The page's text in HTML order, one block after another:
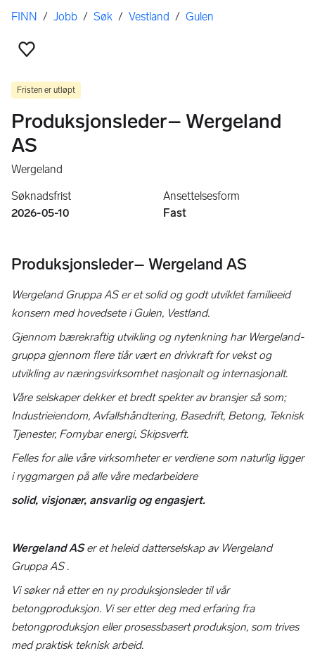
Her er du
FINN / Jobb / Søk / Vestland / Gulen
Fristen er utløpt
Produksjonsleder– Wergeland
AS
Wergeland
Søknadsfrist
2026-05-10
Ansettelsesform
Fast
Produksjonsleder– Wergeland AS
Wergeland Gruppa AS er et solid og godt utviklet familieeid
konsern med hovedsete i Gulen, Vestland.
Gjennom bærekraftig utvikling og nytenkning har Wergeland-
gruppa gjennom flere tiår vært en drivkraft for vekst og
utvikling av næringsvirksomhet nasjonalt og internasjonalt.
Våre selskaper dekker et bredt spekter av bransjer så som;
Industrieiendom, Avfallshåndtering, Basedrift, Betong, Teknisk
Tjenester, Fornybar energi, Skipsverft.
Felles for alle våre virksomheter er verdiene som naturlig ligger
i ryggmargen på alle våre medarbeidere
solid, visjonær, ansvarlig og engasjert.
Wergeland ASer et heleid datterselskap av Wergeland
Gruppa AS .
Vi søker nå etter en ny produksjonsleder til vår
betongproduksjon. Vi ser etter deg med erfaring fra
betongproduksjon eller prosessbasert produksjon, som trives
med praktisk teknisk arbeid.